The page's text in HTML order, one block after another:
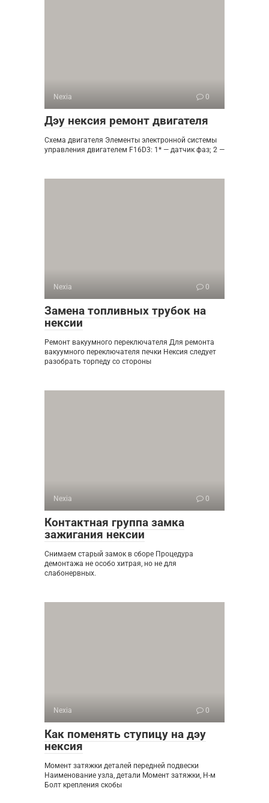
Nexia 0
Дэу нексия ремонт двигателя
Схема двигателя Элементы электронной системы
управления двигателем F16D3: 1* — датчик фаз; 2 —
Nexia 0
Замена топливных трубок на
нексии
Ремонт вакуумного переключателя Для ремонта
вакуумного переключателя печки Нексия следует
разобрать торпеду со стороны
Nexia 0
Контактная группа замка
зажигания нексии
Снимаем старый замок в сборе Процедура
демонтажа не особо хитрая, но не для
слабонервных.
Nexia 0
Как поменять ступицу на дэу
нексия
Момент затяжки деталей передней подвески
Наименование узла, детали Момент затяжки, Н-м
Болт крепления скобы